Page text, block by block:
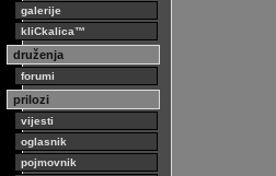
galerije
kliCkalica™
druženja
forumi
prilozi
vijesti
oglasnik
pojmovnik